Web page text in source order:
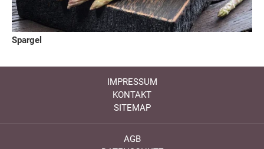
Spargel
IMPRESSUM
KONTAKT
SITEMAP
AGB